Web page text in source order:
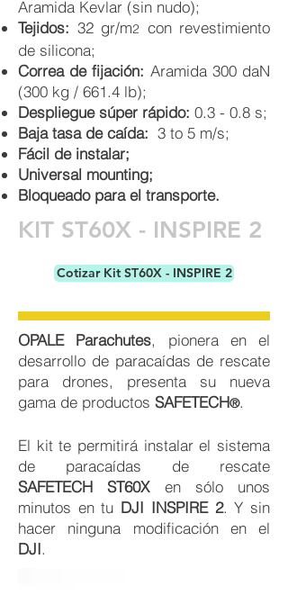
Aramida Kevlar (sin nudo);
Tejidos: 32 gr/m2 con revestimiento
de silicona;
Correa de fijación: Aramida 300 daN
(300 kg / 661.4 lb);
Despliegue súper rápido: 0.3 - 0.8 s;
Baja tasa de caída: 3 to 5 m/s;
Fácil de instalar;
Universal mounting;
Bloqueado para el transporte.
KIT ST60X - INSPIRE 2
Cotizar Kit ST60X - INSPIRE 2
OPALE Parachutes, pionera en el
desarrollo de paracaídas de rescate
para drones, presenta su nueva
gama de productos SAFETECH®.
El kit te permitirá instalar el sistema
de paracaídas de rescate
SAFETECH ST60Xen sólo unos
minutos en tu DJI INSPIRE 2. Y sin
hacer ninguna modificación en el
DJI.